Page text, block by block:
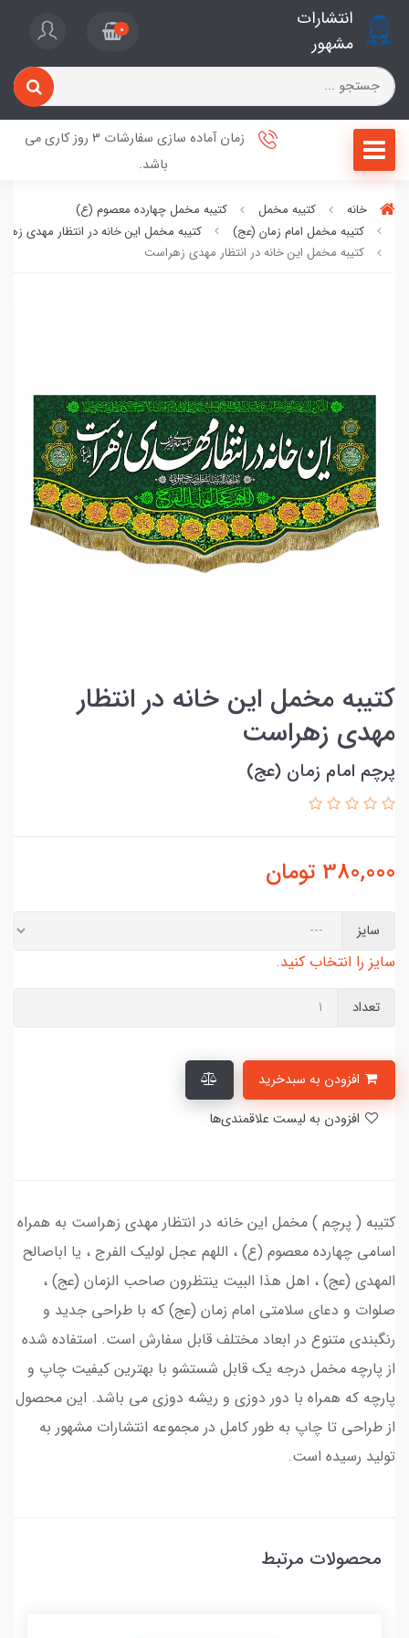
انتشارات
مشهور
0
زمان آماده سازی سفارشات 3 روز کاری می
باشد.
خانه کتیبه مخمل
کتیبه مخمل چهارده معصوم (ع)
کتیبه مخمل امام زمان (عج)
کتیبه مخمل این خانه در انتظار مهدی
کتیبه مخمل این خانه در انتظار مهدی زهراست
کتیبه مخمل این خانه در انتظار
مهدی زهراست
پرچم امام زمان (عج)
380,000 تومان
سایز
سایز را انتخاب کنید.
تعداد
کتیبه ( پرچم ) مخمل این خانه در انتظار مهدی زهراست به همراه
اسامی چهارده معصوم (ع) ، اللهم عجل لولیک الفرج ، یا اباصالح
المهدی (عج) ، اهل هذا البیت ینتظرون صاحب الزمان (عج) ،
صلوات و دعای سلامتی امام زمان (عج) که با طراحی جدید و
رنگبندی متنوع در ابعاد مختلف قابل سفارش است. استفاده شده
از پارچه مخمل درجه یک قابل شستشو با بهترین کیفیت چاپ و
پارچه که همراه با دور دوزی و ریشه دوزی می باشد. این محصول
از طراحی تا چاپ به طور کامل در مجموعه انتشارات مشهور به
تولید رسیده است.
محصولات مرتبط